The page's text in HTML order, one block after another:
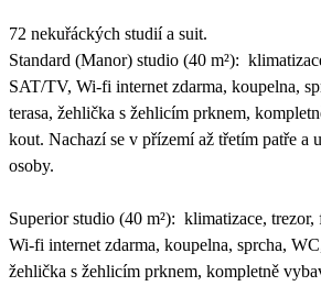
72 nekuřáckých studií a suit.
Standard (Manor) studio (40 m²):
SAT/TV, Wi-fi internet zdarma, koupelna,
terasa, žehlička s žehlicím prknem,
kout. Nachazí se v přízemí až třetím patře a
osoby.
Superior studio (40 m²): klimatizace,
Wi-fi internet zdarma, koupelna, sprcha,
žehlička s žehlicím prknem, kompletně